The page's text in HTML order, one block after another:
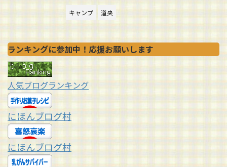
キャンプ 道央
ランキングに参加中！応援お願いします
人気ブログランキング
にほんブログ村
にほんブログ村